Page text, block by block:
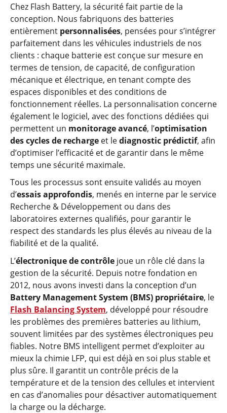
Chez Flash Battery, la sécurité fait partie de la
conception. Nous fabriquons des batteries
entièrement personnalisées, pensées pour s’intégrer
parfaitement dans les véhicules industriels de nos
clients : chaque batterie est conçue sur mesure en
termes de tension, de capacité, de configuration
mécanique et électrique, en tenant compte des
espaces disponibles et des conditions de
fonctionnement réelles. La personnalisation concerne
également le logiciel, avec des fonctions dédiées qui
permettent un monitorage avancé, l’optimisation
des cycles de recharge et lediagnostic prédictif, afin
d’optimiser l’efficacité et de garantir dans le même
temps une sécurité maximale.
Tous les processus sont ensuite validés au moyen
d’essais approfondis, menés en interne par le service
Recherche & Développement ou dans des
laboratoires externes qualifiés, pour garantir le
respect des standards les plus élevés au niveau de la
fiabilité et de la qualité.
L’électronique de contrôle joue un rôle clé dans la
gestion de la sécurité. Depuis notre fondation en
2012, nous avons investi dans la conception d’un
Battery Management System (BMS) propriétaire, le
Flash Balancing System, développé pour résoudre
les problèmes des premières batteries au lithium,
souvent limitées par des systèmes électroniques peu
fiables. Notre BMS intelligent permet d’exploiter au
mieux la chimie LFP, qui est déjà en soi plus stable et
plus sûre. Il garantit un contrôle précis de la
température et de la tension des cellules et intervient
en cas d’anomalies pour désactiver automatiquement
la charge ou la décharge.